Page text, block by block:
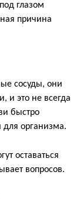
глазом
причина
сосуды, они
и это не всегда
быстро
для организма.
оставаться
вопросов.